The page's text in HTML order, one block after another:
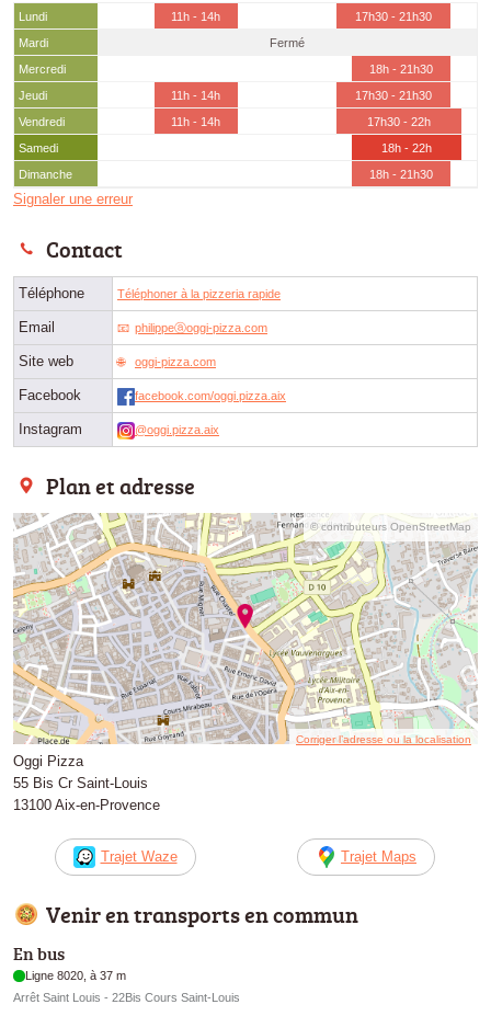
Lundi 11h - 14h
17h30 - 21h30
Mardi
Fermé
Mercredi
18h - 21h30
Jeudi
11h - 14h
17h30 - 21h30
Vendredi
11h - 14h
17h30 - 22h
Samedi
18h - 22h
Dimanche
18h - 21h30
Signaler une erreur
Contact
Téléphone Téléphoner à la pizzeria rapide
Email philippeⓐoggi-pizza.com
Site web oggi-pizza.com
Facebook facebook.com/oggi.pizza.aix
Instagram @oggi.pizza.aix
Plan et adresse
© contributeurs OpenStreetMap
Corriger l’adresse ou la localisation
Oggi Pizza
55 Bis Cr Saint-Louis
13100 Aix-en-Provence
Trajet Waze Trajet Maps
Venir en transports en commun
En bus
Ligne 8020, à 37 m
Arrêt Saint Louis - 22Bis Cours Saint-Louis